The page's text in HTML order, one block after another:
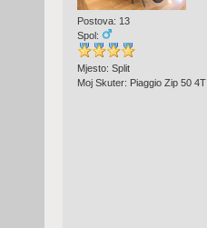
Postova: 13
Spol:
Mjesto: Split
Moj Skuter: Piaggio Zip 50 4T